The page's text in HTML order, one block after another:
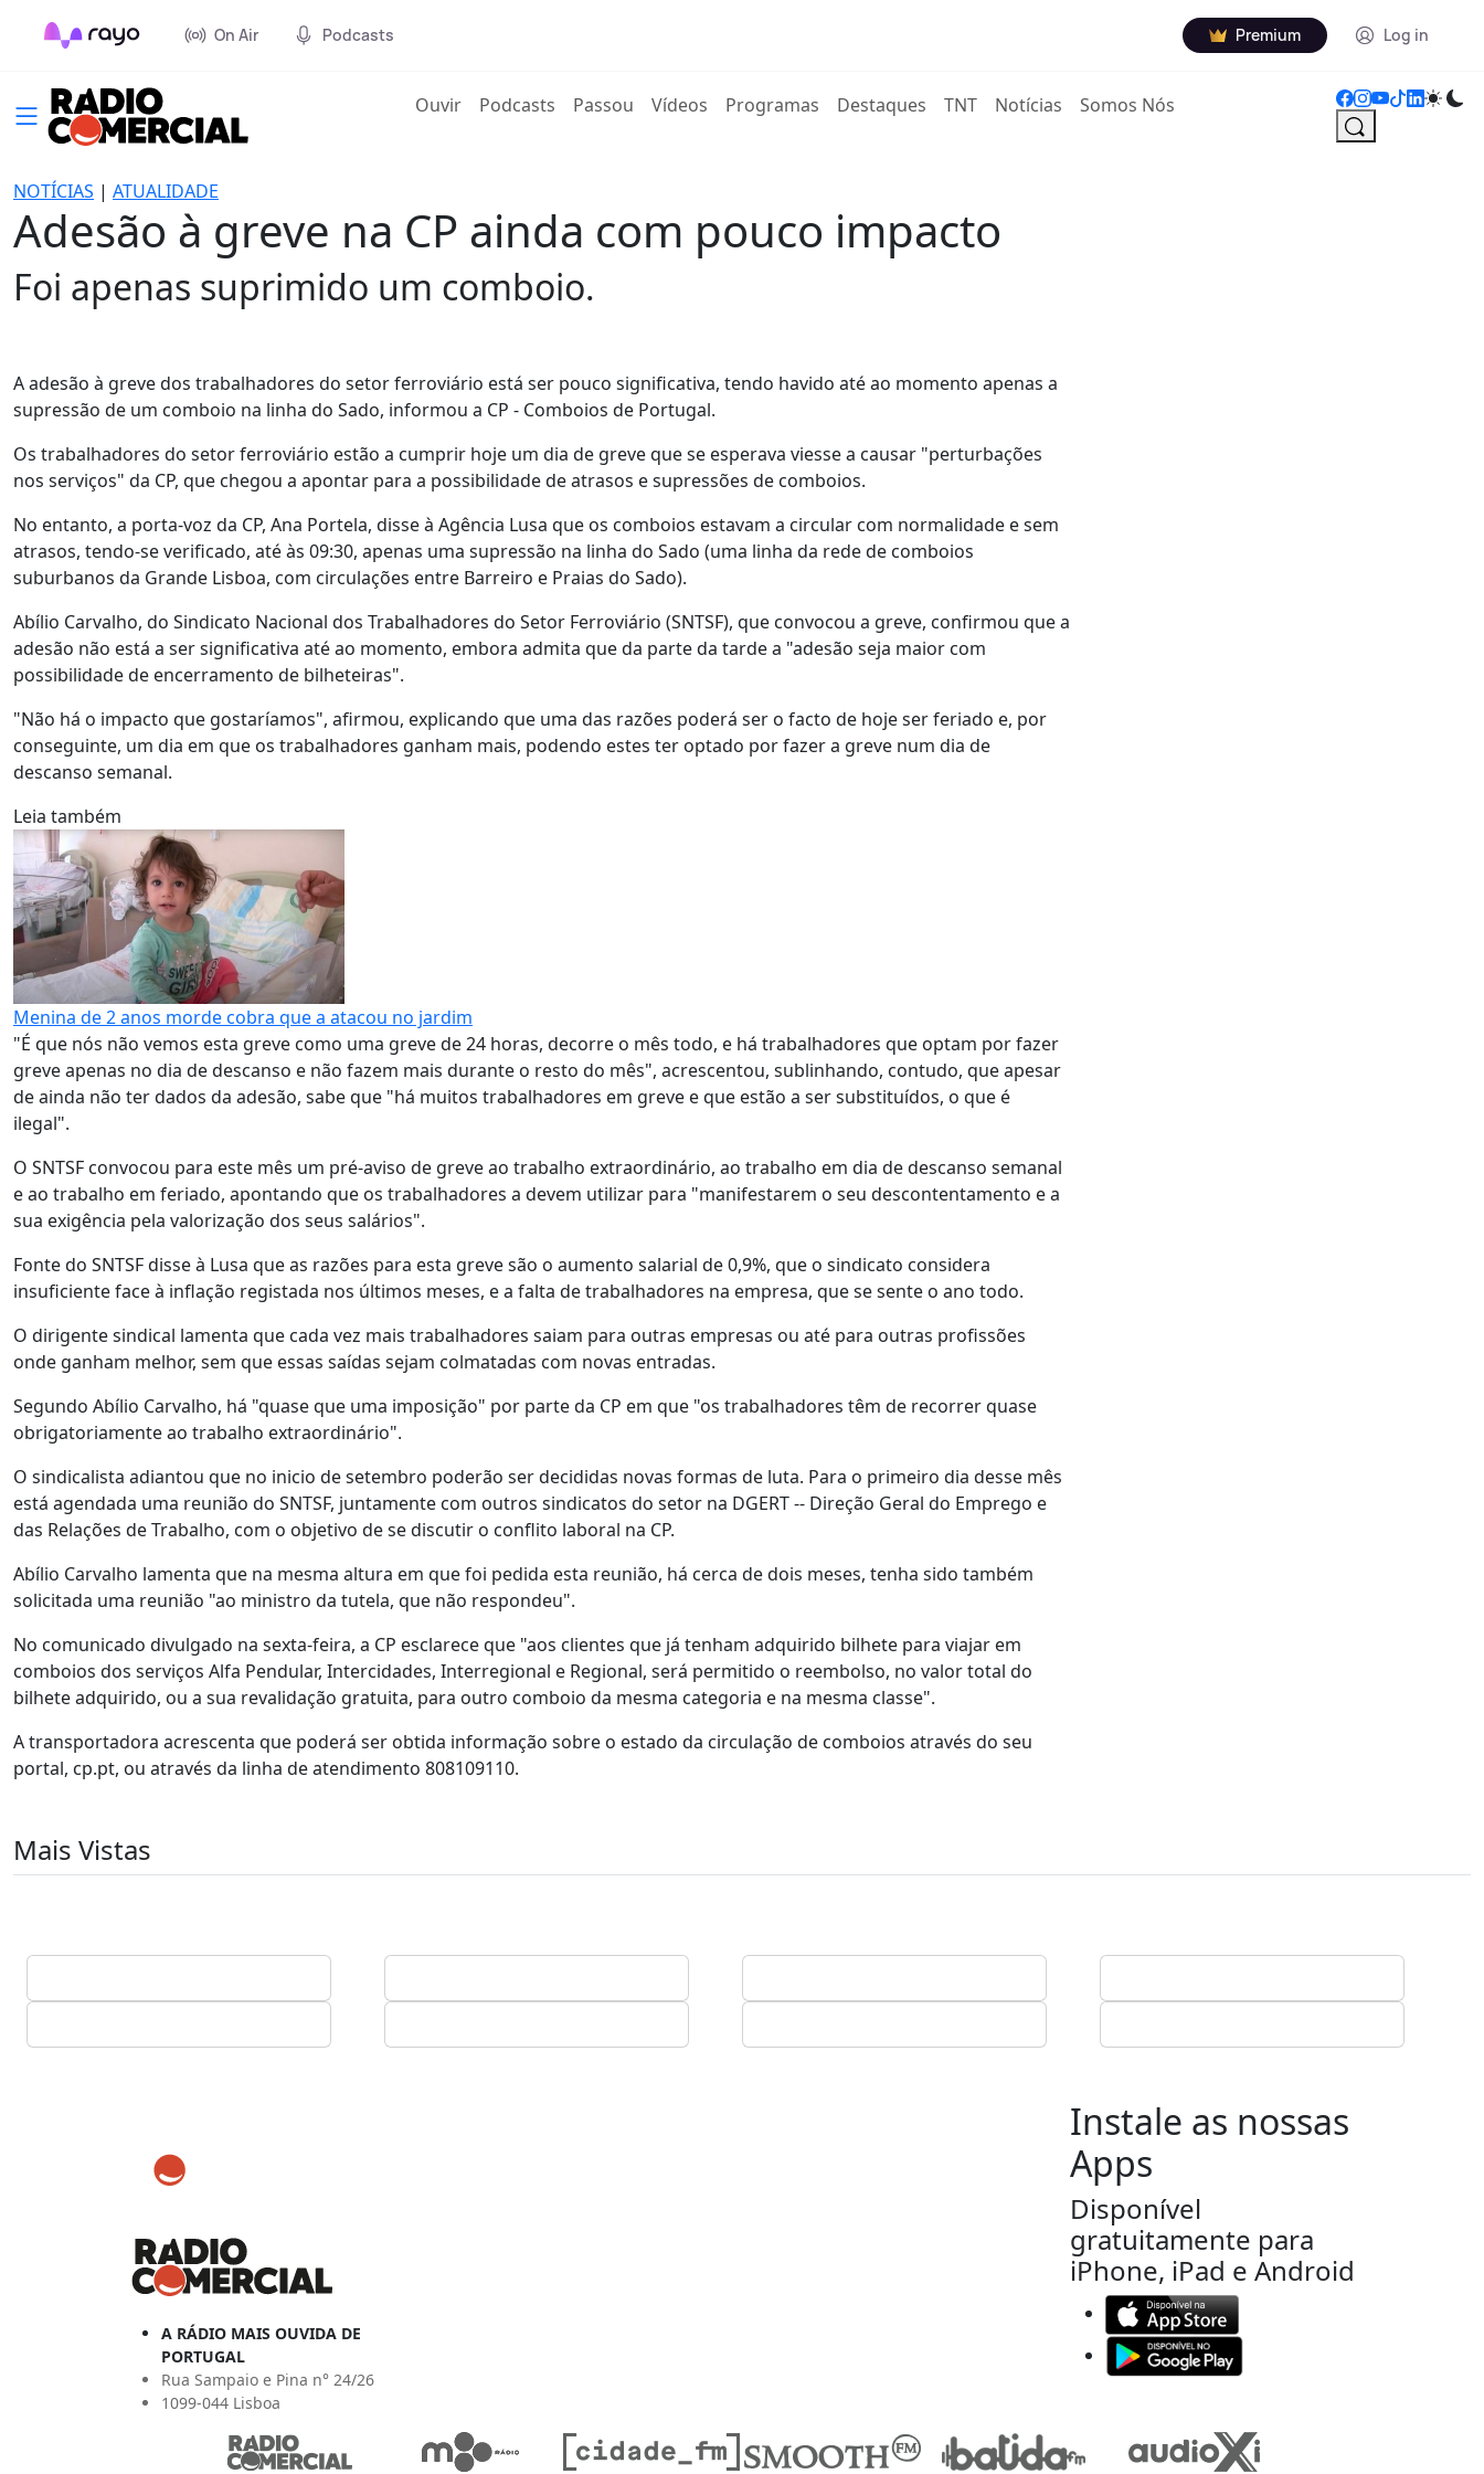
On Air Podcasts Premium Log in
Ouvir(current)
Podcasts Passou Vídeos Programas Destaques TNT Notícias Somos Nós
NOTÍCIAS | ATUALIDADE
Adesão à greve na CP ainda com pouco impacto
Foi apenas suprimido um comboio.
A adesão à greve dos trabalhadores do setor ferroviário está ser pouco significativa, tendo havido até ao momento apenas a
supressão de um comboio na linha do Sado, informou a CP - Comboios de Portugal.
Os trabalhadores do setor ferroviário estão a cumprir hoje um dia de greve que se esperava viesse a causar "perturbações
nos serviços" da CP, que chegou a apontar para a possibilidade de atrasos e supressões de comboios.
No entanto, a porta-voz da CP, Ana Portela, disse à Agência Lusa que os comboios estavam a circular com normalidade e sem
atrasos, tendo-se verificado, até às 09:30, apenas uma supressão na linha do Sado (uma linha da rede de comboios
suburbanos da Grande Lisboa, com circulações entre Barreiro e Praias do Sado).
Abílio Carvalho, do Sindicato Nacional dos Trabalhadores do Setor Ferroviário (SNTSF), que convocou a greve, confirmou que a
adesão não está a ser significativa até ao momento, embora admita que da parte da tarde a "adesão seja maior com
possibilidade de encerramento de bilheteiras".
"Não há o impacto que gostaríamos", afirmou, explicando que uma das razões poderá ser o facto de hoje ser feriado e, por
conseguinte, um dia em que os trabalhadores ganham mais, podendo estes ter optado por fazer a greve num dia de
descanso semanal.
Leia também
Menina de 2 anos morde cobra que a atacou no jardim
"É que nós não vemos esta greve como uma greve de 24 horas, decorre o mês todo, e há trabalhadores que optam por fazer
greve apenas no dia de descanso e não fazem mais durante o resto do mês", acrescentou, sublinhando, contudo, que apesar
de ainda não ter dados da adesão, sabe que "há muitos trabalhadores em greve e que estão a ser substituídos, o que é
ilegal".
O SNTSF convocou para este mês um pré-aviso de greve ao trabalho extraordinário, ao trabalho em dia de descanso semanal
e ao trabalho em feriado, apontando que os trabalhadores a devem utilizar para "manifestarem o seu descontentamento e a
sua exigência pela valorização dos seus salários".
Fonte do SNTSF disse à Lusa que as razões para esta greve são o aumento salarial de 0,9%, que o sindicato considera
insuficiente face à inflação registada nos últimos meses, e a falta de trabalhadores na empresa, que se sente o ano todo.
O dirigente sindical lamenta que cada vez mais trabalhadores saiam para outras empresas ou até para outras profissões
onde ganham melhor, sem que essas saídas sejam colmatadas com novas entradas.
Segundo Abílio Carvalho, há "quase que uma imposição" por parte da CP em que "os trabalhadores têm de recorrer quase
obrigatoriamente ao trabalho extraordinário".
O sindicalista adiantou que no inicio de setembro poderão ser decididas novas formas de luta. Para o primeiro dia desse mês
está agendada uma reunião do SNTSF, juntamente com outros sindicatos do setor na DGERT -- Direção Geral do Emprego e
das Relações de Trabalho, com o objetivo de se discutir o conflito laboral na CP.
Abílio Carvalho lamenta que na mesma altura em que foi pedida esta reunião, há cerca de dois meses, tenha sido também
solicitada uma reunião "ao ministro da tutela, que não respondeu".
No comunicado divulgado na sexta-feira, a CP esclarece que "aos clientes que já tenham adquirido bilhete para viajar em
comboios dos serviços Alfa Pendular, Intercidades, Interregional e Regional, será permitido o reembolso, no valor total do
bilhete adquirido, ou a sua revalidação gratuita, para outro comboio da mesma categoria e na mesma classe".
A transportadora acrescenta que poderá ser obtida informação sobre o estado da circulação de comboios através do seu
portal, cp.pt, ou através da linha de atendimento 808109110.
Mais Vistas
A RÁDIO MAIS OUVIDA DE
PORTUGAL
Rua Sampaio e Pina n° 24/26
1099-044 Lisboa
Instale as nossas
Apps
Disponível
gratuitamente para
iPhone, iPad e Android